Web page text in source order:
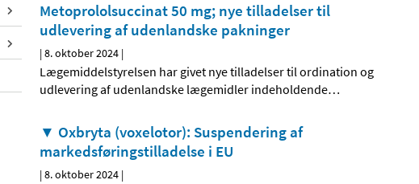
Metoprololsuccinat 50 mg; nye tilladelser til
udlevering af udenlandske pakninger
|8. oktober 2024 |
Lægemiddelstyrelsen har givet nye tilladelser til ordination og
udlevering af udenlandske lægemidler indeholdende…
▼ Oxbryta (voxelotor): Suspendering af
markedsføringstilladelse i EU
|8. oktober 2024 |